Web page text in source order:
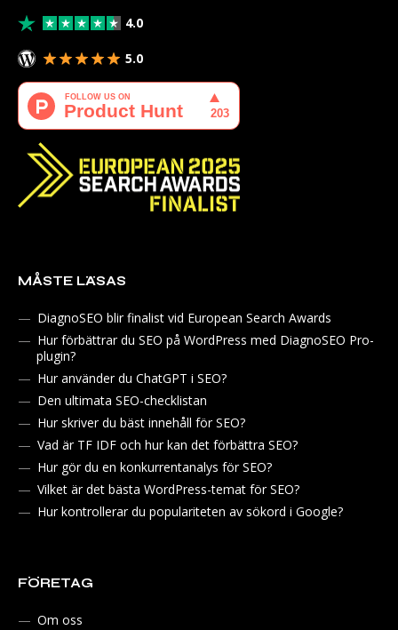
4.0
5.0
MÅSTE LÄSAS
DiagnoSEO blir finalist vid European Search Awards
Hur förbättrar du SEO på WordPress med DiagnoSEO Pro-
plugin?
Hur använder du ChatGPT i SEO?
Den ultimata SEO-checklistan
Hur skriver du bäst innehåll för SEO?
Vad är TF IDF och hur kan det förbättra SEO?
Hur gör du en konkurrentanalys för SEO?
Vilket är det bästa WordPress-temat för SEO?
Hur kontrollerar du populariteten av sökord i Google?
FÖRETAG
Om oss